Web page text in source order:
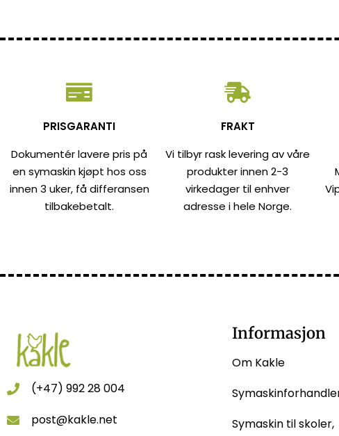
PRISGARANTI
Dokumentér lavere pris på
en symaskin kjøpt hos oss
innen 3 uker, få differansen
tilbakebetalt.
FRAKT
Vi tilbyr rask levering av våre
produkter innen 2-3
virkedager til enhver
adresse i hele Norge.
(+47) 992 28 004
post@kakle.net
Informasjon
Om Kakle
Symaskin til skoler,